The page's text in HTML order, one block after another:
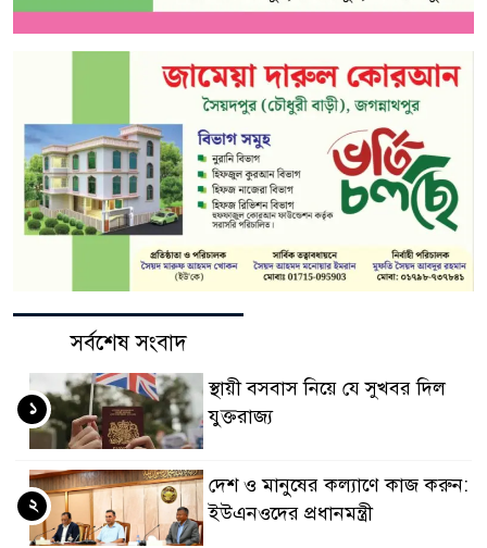
সর্বশেষ সংবাদ
স্থায়ী বসবাস নিয়ে যে সুখবর দিল
যুক্তরাজ্য
১
দেশ ও মানুষের কল্যাণে কাজ করুন:
ইউএনওদের প্রধানমন্ত্রী
২